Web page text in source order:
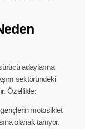
adaylarına
sektöründeki
Özellikle:
gençlerin motosiklet
olanak tanıyor.